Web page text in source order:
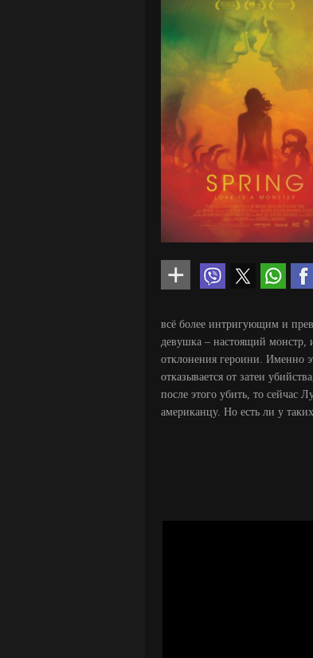
всё более интригующим и
девушка – настоящий
отклонения героини. Именно
отказывается от затеи
после этого убить, то сейчас
американцу. Но есть ли у